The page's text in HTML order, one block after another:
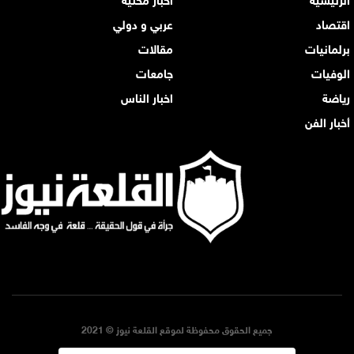
اقتصاد
عربي و دولي
برلمانيات
مقالات
الوفيات
جامعات
رياضة
اخبار الناس
أخبار الفن
جميع الحقوق محفوظة لموقع القلعة نيوز © 2021